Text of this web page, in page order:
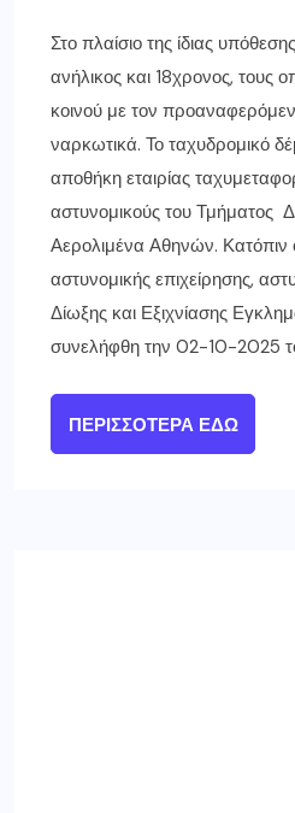
Στο πλαίσιο της ίδιας
ανήλικος και 18χρονος, τους
κοινού με τον
ναρκωτικά. Το ταχυδρομικό
αποθήκη εταιρίας
αστυνομικούς του Τμήματος
Αερολιμένα Αθηνών.
αστυνομικής επιχείρησης,
Δίωξης και Εξιχνίασης
συνελήφθη την 02-10-2025
ΠΕΡΙΣΣΌΤΕΡΑ ΕΔΏ